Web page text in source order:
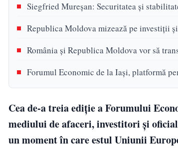
Siegfried Mureșan: Securitatea și
Republica Moldova mizează pe investiții
România și Republica Moldova vor să
Forumul Economic de la Iași, platformă
Cea de-a treia ediție a Forumului
mediului de afaceri, investitori și
un moment în care estul Uniunii